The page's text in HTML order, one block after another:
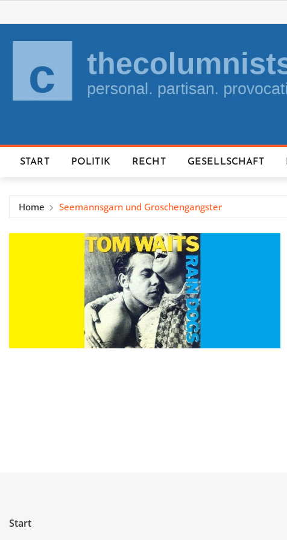
to
content
START POLITIK RECHT GESELLSCHAFT
Home Seemannsgarn und Groschengangster
Start